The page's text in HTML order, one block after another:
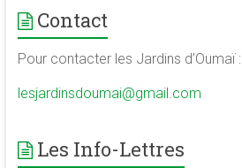
ressources
Contact
Pour contacter les Jardins d’Oumaï :
lesjardinsdoumai@gmail.com
Les Info-Lettres